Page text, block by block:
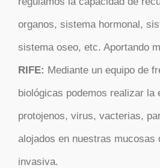
organos, sistema hormonal,
sistema oseo, etc. Aportando
RIFE: Mediante un equipo de
biológicas podemos realizar la
protojenos, virus, vacterias,
alojados en nuestras mucosas
invasiva.